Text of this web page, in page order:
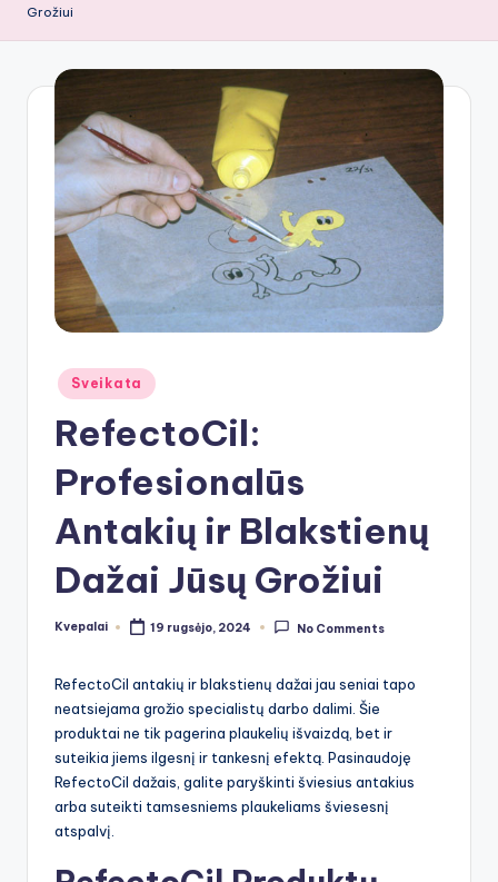
Grožiui
Posted
in
Sveikata
RefectoCil:
Profesionalūs
Antakių ir Blakstienų
Dažai Jūsų Grožiui
Posted
Kvepalai 19 rugsėjo, 2024 No Comments
RefectoCil antakių ir blakstienų dažai jau seniai tapo
neatsiejama grožio specialistų darbo dalimi. Šie
produktai ne tik pagerina plaukelių išvaizdą, bet ir
suteikia jiems ilgesnį ir tankesnį efektą. Pasinaudoję
RefectoCil dažais, galite paryškinti šviesius antakius
arba suteikti tamsesniems plaukeliams šviesesnį
atspalvį.